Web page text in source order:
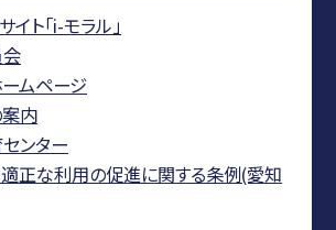
ト「i-モラル」
ムページ
内
ンター
正な利用の促進に関する条例(愛知